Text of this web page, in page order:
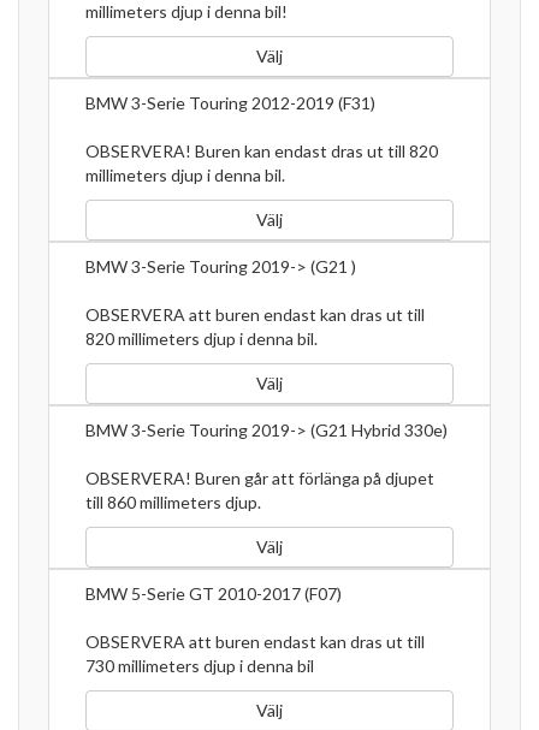
millimeters djup i denna bil!
Välj
BMW 3-Serie Touring 2012-2019 (F31)
OBSERVERA! Buren kan endast dras ut till 820
millimeters djup i denna bil.
Välj
BMW 3-Serie Touring 2019-> (G21 )
OBSERVERA att buren endast kan dras ut till
820 millimeters djup i denna bil.
Välj
BMW 3-Serie Touring 2019-> (G21 Hybrid 330e)
OBSERVERA! Buren går att förlänga på djupet
till 860 millimeters djup.
Välj
BMW 5-Serie GT 2010-2017 (F07)
OBSERVERA att buren endast kan dras ut till
730 millimeters djup i denna bil
Välj